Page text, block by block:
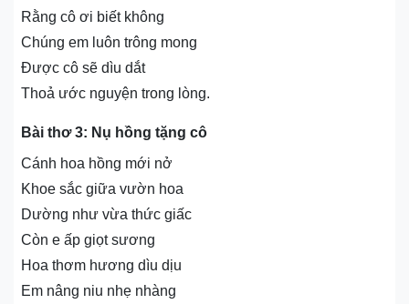
Rằng cô ơi biết không
Chúng em luôn trông mong
Được cô sẽ dìu dắt
Thoả ước nguyện trong lòng.
Bài thơ 3: Nụ hồng tặng cô
Cánh hoa hồng mới nở
Khoe sắc giữa vườn hoa
Dường như vừa thức giấc
Còn e ấp giọt sương
Hoa thơm hương dìu dịu
Em nâng niu nhẹ nhàng